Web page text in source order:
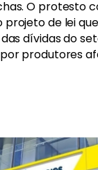
O protesto
projeto de lei
dívidas do
produtores